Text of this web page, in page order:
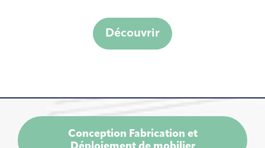
Découvrir
Conception Fabrication et